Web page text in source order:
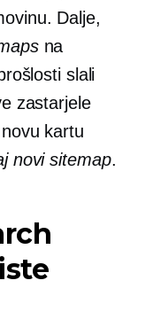
Dalje,
na
slali
zastarjele
kartu
novi sitemap.